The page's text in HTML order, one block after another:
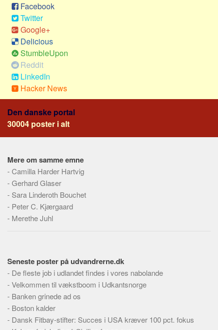
Personer
Steder
Kilder
Om
Webstedet
Forhistorien
Redigering
Tekstannoncer
Facebook
Twitter
Google+
Delicious
StumbleUpon
Reddit
LinkedIn
Hacker News
Den danske portal
30004 poster i alt
Mere om samme emne
-Camilla Harder Hartvig
-Gerhard Glaser
- Sara Linderoth Bouchet
- Peter C. Kjærgaard
- Merethe Juhl
Seneste poster på udvandrerne.dk
- De fleste job i udlandet findes i vores nabolande
-Velkommen til vækstboom i Udkantsnorge
- Banken grinede ad os
- Boston kalder
- Dansk Fitbay-stifter: Succes i USA kræver 100 pct. fokus